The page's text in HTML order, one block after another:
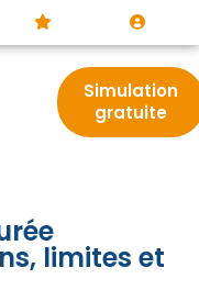
Simulation
gratuite
limites et